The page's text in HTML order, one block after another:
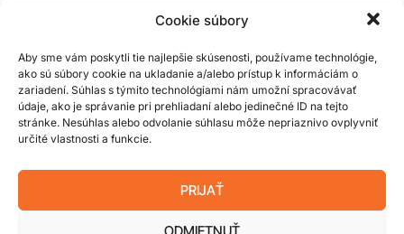
Cookie súbory
Aby sme vám poskytli tie najlepšie skúsenosti, používame technológie,
ako sú súbory cookie na ukladanie a/alebo prístup k informáciám o
zariadení. Súhlas s týmito technológiami nám umožní spracovávať
údaje, ako je správanie pri prehliadaní alebo jedinečné ID na tejto
stránke. Nesúhlas alebo odvolanie súhlasu môže nepriaznivo ovplyvniť
určité vlastnosti a funkcie.
PRIJAŤ
ODMIETNUŤ